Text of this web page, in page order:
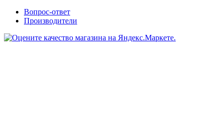
Вопрос-ответ
Производители